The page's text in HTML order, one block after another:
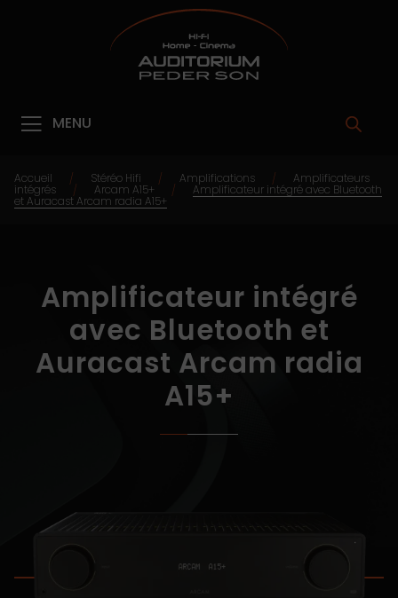
MENU
Accueil / Stéréo Hifi / Amplifications / Amplificateurs
intégrés / Arcam A15+ / Amplificateur intégré avec Bluetooth
et Auracast Arcam radia A15+
Amplificateur intégré
avec Bluetooth et
Auracast Arcam radia
A15+